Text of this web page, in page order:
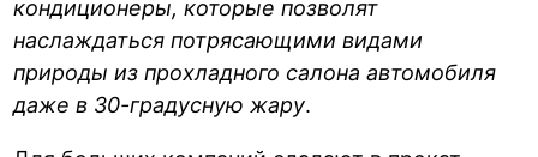
кондиционеры, которые позволят
наслаждаться потрясающими видами
природы из прохладного салона автомобиля
даже в 30-градусную жару.